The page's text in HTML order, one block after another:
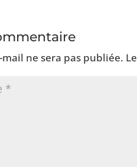
mail ne sera pas publiée.